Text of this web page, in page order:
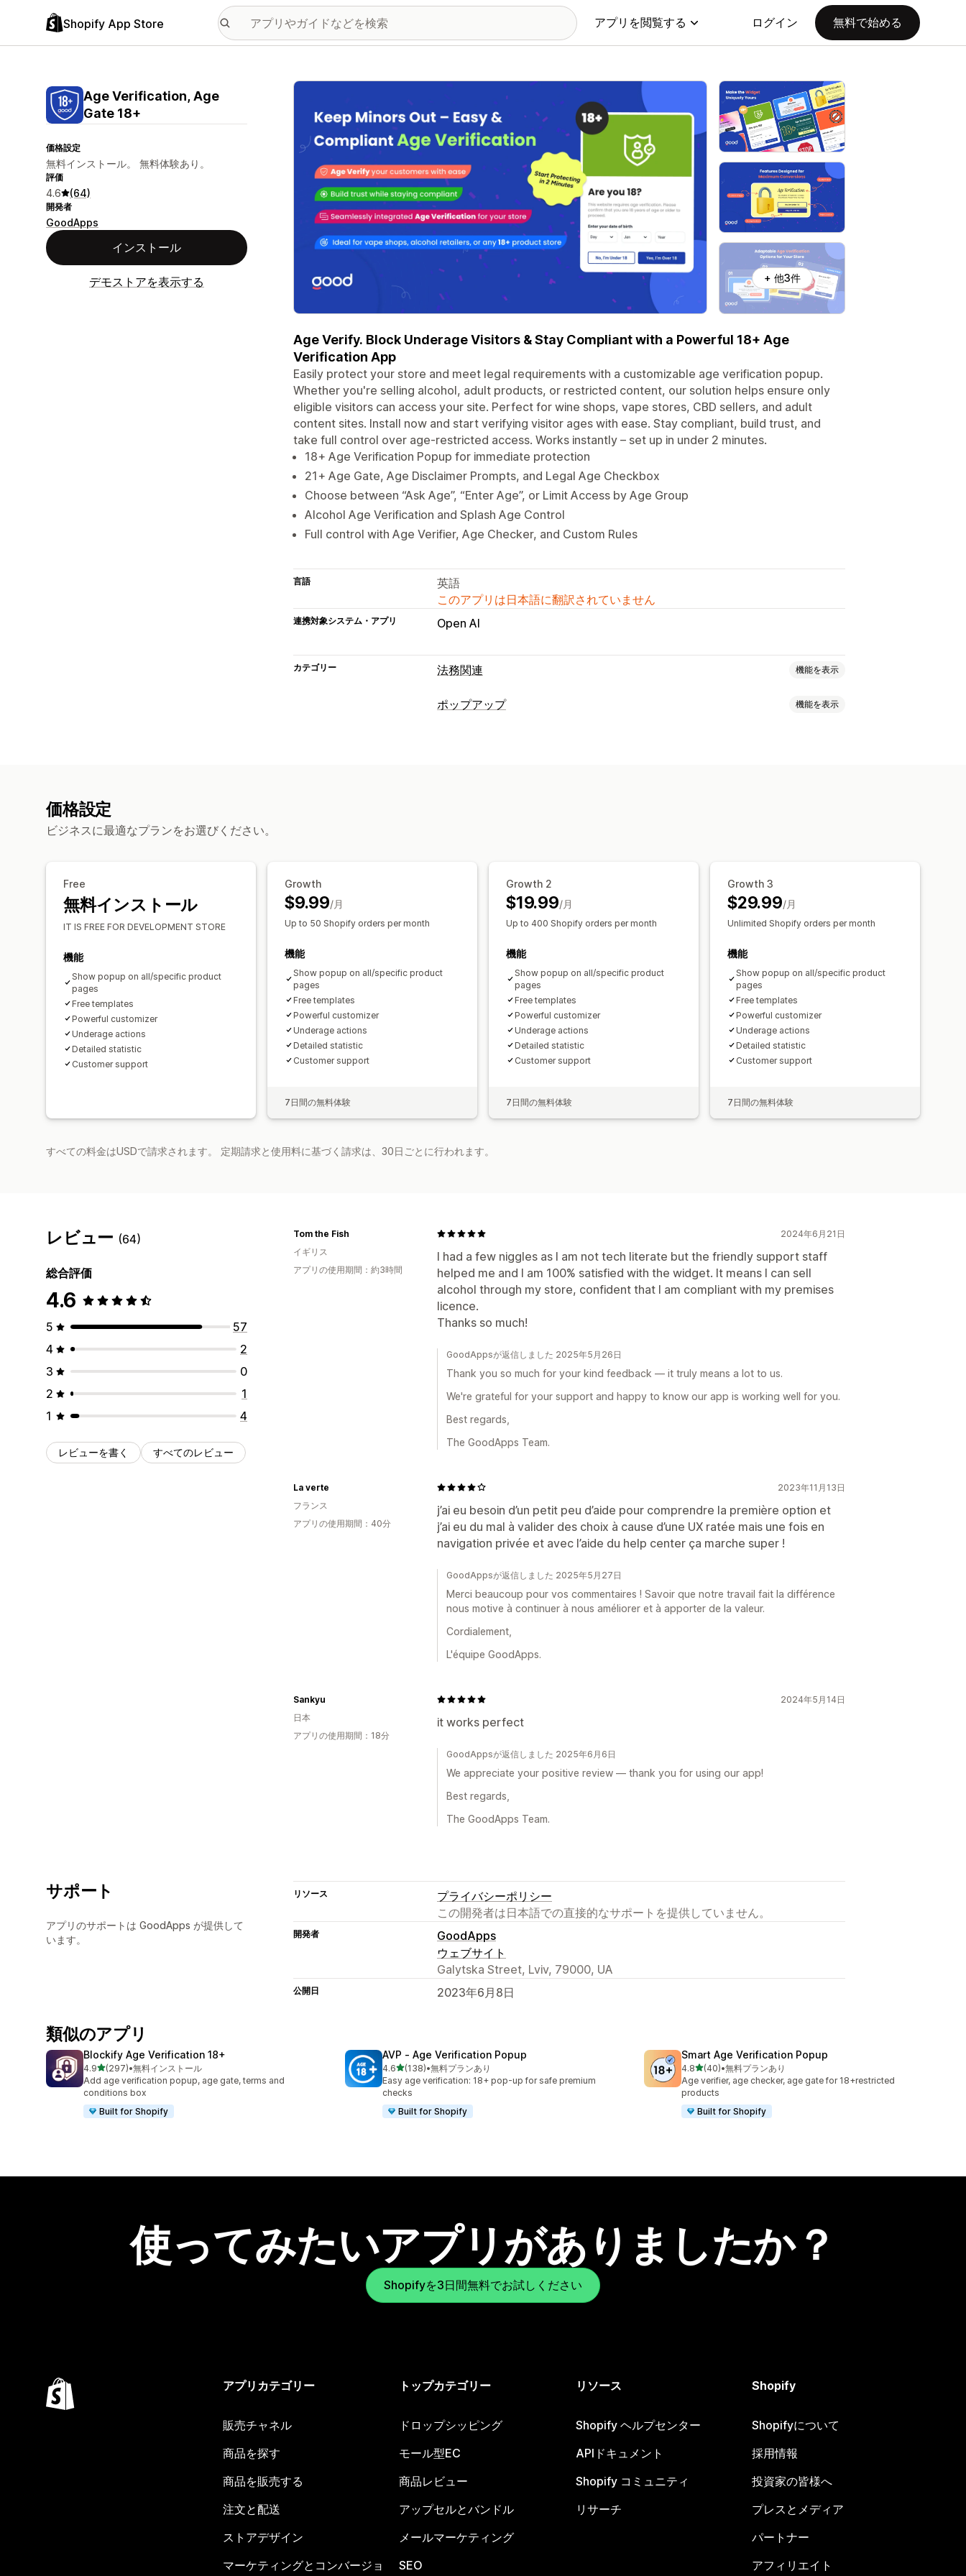
Shopify App Store アプリを閲覧する ログイン 無料で始める
Age Verification, Age
Gate 18+
価格設定
無料インストール。 無料体験あり。
評価
4.6 (64)
開発者
GoodApps
インストール
デモストアを表示する
特集の画像ギャラリー
+ 他3件
Age Verify. Block Underage Visitors & Stay Compliant with a Powerful 18+ Age
Verification App
Easily protect your store and meet legal requirements with a customizable age verification popup.
Whether you're selling alcohol, adult products, or restricted content, our solution helps ensure only
eligible visitors can access your site. Perfect for wine shops, vape stores, CBD sellers, and adult
content sites. Install now and start verifying visitor ages with ease. Stay compliant, build trust, and
take full control over age-restricted access. Works instantly – set up in under 2 minutes.
18+ Age Verification Popup for immediate protection
21+ Age Gate, Age Disclaimer Prompts, and Legal Age Checkbox
Choose between “Ask Age”, “Enter Age”, or Limit Access by Age Group
Alcohol Age Verification and Splash Age Control
Full control with Age Verifier, Age Checker, and Custom Rules
言語
英語
このアプリは日本語に翻訳されていません
連携対象システム・アプリ Open AI
カテゴリー 法務関連 機能を表示
コンプライアンス
ポップアップ 機能を表示
価格設定
ビジネスに最適なプランをお選びください。
Free
無料インストール
IT IS FREE FOR DEVELOPMENT STORE
機能
Show popup on all/specific product
pages
Free templates
Powerful customizer
Underage actions
Detailed statistic
Customer support
Growth
$9.99/月
Up to 50 Shopify orders per month
機能
Show popup on all/specific product
pages
Free templates
Powerful customizer
Underage actions
Detailed statistic
Customer support
7日間の無料体験
Growth 2
$19.99/月
Up to 400 Shopify orders per month
機能
Show popup on all/specific product
pages
Free templates
Powerful customizer
Underage actions
Detailed statistic
Customer support
7日間の無料体験
Growth 3
$29.99/月
Unlimited Shopify orders per month
機能
Show popup on all/specific product
pages
Free templates
Powerful customizer
Underage actions
Detailed statistic
Customer support
7日間の無料体験
すべての料金はUSDで請求されます。 定期請求と使用料に基づく請求は、30日ごとに行われます。
レビュー (64)
総合評価
4.6
5
57
4
2
3
0
2
1
1
4
レビューを書く すべてのレビュー
2024年6月21日
I had a few niggles as I am not tech literate but the friendly support staff
helped me and I am 100% satisfied with the widget. It means I can sell
alcohol through my store, confident that I am compliant with my premises
licence.
Thanks so much!
Tom the Fish
イギリス
アプリの使用期間：約3時間
GoodAppsが返信しました 2025年5月26日
Thank you so much for your kind feedback — it truly means a lot to us.
We're grateful for your support and happy to know our app is working well for you.
Best regards,
The GoodApps Team.
2023年11月13日
j’ai eu besoin d’un petit peu d’aide pour comprendre la première option et
j’ai eu du mal à valider des choix à cause d’une UX ratée mais une fois en
navigation privée et avec l’aide du help center ça marche super !
La verte
フランス
アプリの使用期間：40分
GoodAppsが返信しました 2025年5月27日
Merci beaucoup pour vos commentaires ! Savoir que notre travail fait la différence
nous motive à continuer à nous améliorer et à apporter de la valeur.
Cordialement,
L'équipe GoodApps.
2024年5月14日
it works perfect
Sankyu
日本
アプリの使用期間：18分
GoodAppsが返信しました 2025年6月6日
We appreciate your positive review — thank you for using our app!
Best regards,
The GoodApps Team.
サポート
アプリのサポートは GoodApps が提供して
います。
リソース
プライバシーポリシー
この開発者は日本語での直接的なサポートを提供していません。
開発者
GoodApps
ウェブサイト
Galytska Street, Lviv, 79000, UA
公開日 2023年6月8日
類似のアプリ
Blockify Age Verification 18+
4.95つ星中
(297)
合計レビュー数：297件
•無料インストール
Add age verification popup, age gate, terms and
conditions box
Built for Shopify
AVP ‑ Age Verification Popup
4.65つ星中
(138)
合計レビュー数：138件
•無料プランあり
Easy age verification: 18+ pop-up for safe premium
checks
Built for Shopify
Smart Age Verification Popup
4.85つ星中
(40)
合計レビュー数：40件
•無料プランあり
Age verifier, age checker, age gate for 18+restricted
products
Built for Shopify
使ってみたいアプリがありましたか？
Shopifyを3日間無料でお試しください
アプリカテゴリー
販売チャネル
商品を探す
商品を販売する
注文と配送
ストアデザイン
マーケティングとコンバージョ
トップカテゴリー
ドロップシッピング
モール型EC
商品レビュー
アップセルとバンドル
メールマーケティング
SEO
リソース
Shopify ヘルプセンター
APIドキュメント
Shopify コミュニティ
リサーチ
Shopify
Shopifyについて
採用情報
投資家の皆様へ
プレスとメディア
パートナー
アフィリエイト